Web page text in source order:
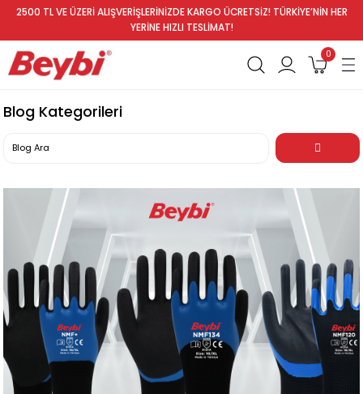
2500 TL VE ÜZERİ ALIŞVERİŞLERİNİZDE KARGO ÜCRETSİZ! TÜRKİYE’NİN HER
YERİNE HIZLI TESLİMAT!
0
Blog Kategorileri